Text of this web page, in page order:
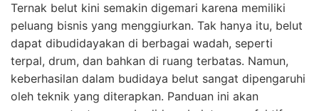
Ternak belut kini semakin digemari karena memiliki
peluang bisnis yang menggiurkan. Tak hanya itu, belut
dapat dibudidayakan di berbagai wadah, seperti
terpal, drum, dan bahkan di ruang terbatas. Namun,
keberhasilan dalam budidaya belut sangat dipengaruhi
oleh teknik yang diterapkan. Panduan ini akan